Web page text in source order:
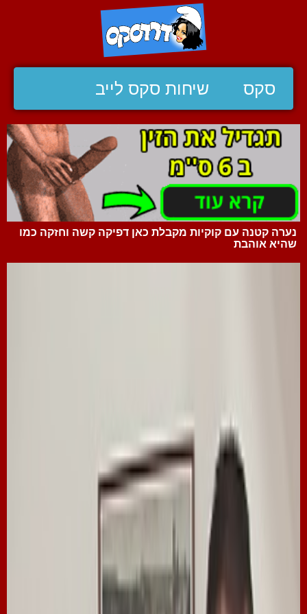
סקס שיחות סקס לייב
נערה קטנה עם קוקיות מקבלת כאן דפיקה קשה וחזקה כמו
שהיא אוהבת